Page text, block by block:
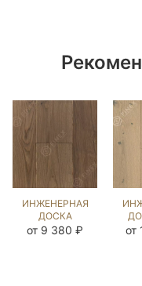
ИНЖЕНЕРНАЯ
ДОСКА
ЯСЕНЬ САУТ
от 9 380 ₽ от